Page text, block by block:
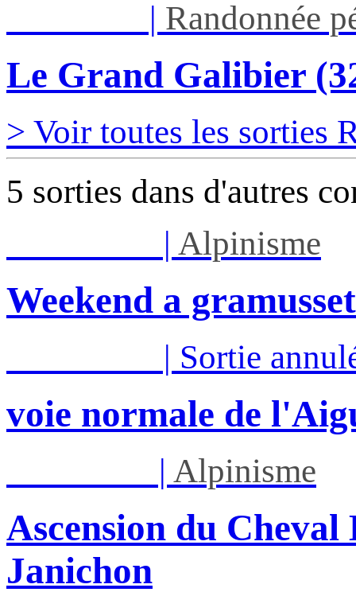
| Randonnée
Le Grand Galibier
> Voir toutes les sorties
5 sorties dans d'autres
| Alpinisme
Weekend a gramusset
| Sortie
voie normale de
| Alpinisme
Ascension du
Janichon